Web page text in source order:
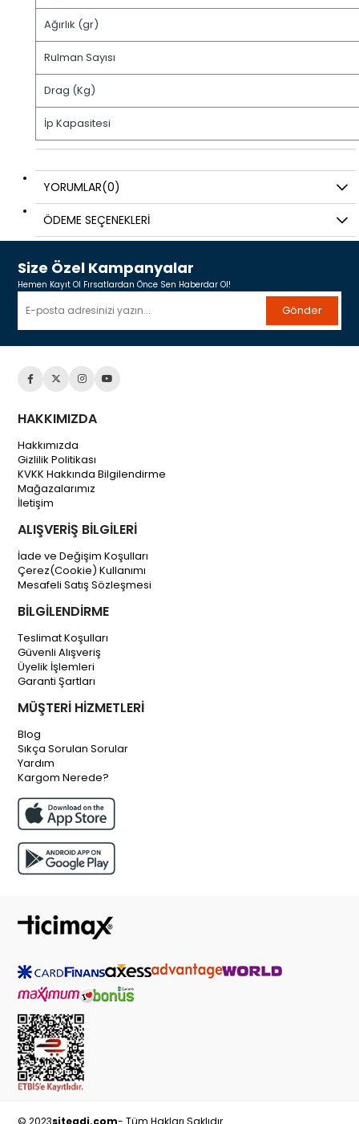
Ağırlık (gr)
Rulman Sayısı
Drag (Kg)
İp Kapasitesi
YORUMLAR(0)
ÖDEME SEÇENEKLERI
Size Özel Kampanyalar
Hemen Kayıt Ol Fırsatlardan Önce Sen Haberdar Ol!
Gönder
HAKKIMIZDA
Hakkımızda
Gizlilik Politikası
KVKK Hakkında Bilgilendirme
Mağazalarımız
İletişim
ALIŞVERİŞ BİLGİLERİ
İade ve Değişim Koşulları
Çerez(Cookie) Kullanımı
Mesafeli Satış Sözleşmesi
BİLGİLENDİRME
Teslimat Koşulları
Güvenli Alışveriş
Üyelik İşlemleri
Garanti Şartları
MÜŞTERİ HİZMETLERİ
Blog
Sıkça Sorulan Sorular
Yardım
Kargom Nerede?